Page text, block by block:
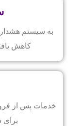
به سیستم
کاهش
خدمات پس از